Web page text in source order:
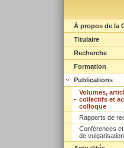
À propos de la
Titulaire
Recherche
Formation
Publications
Volumes,
collectifs et
colloque
Rapports de
Conférences
de vulgarisation